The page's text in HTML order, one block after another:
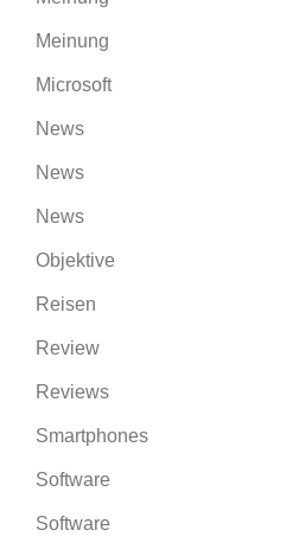
Meinung
Microsoft
News
News
News
Objektive
Reisen
Review
Reviews
Smartphones
Software
Software